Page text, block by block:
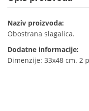
Naziv proizvoda:
Obostrana slagalica.
Dodatne informacije:
Dimenzije: 33x48 cm. 2